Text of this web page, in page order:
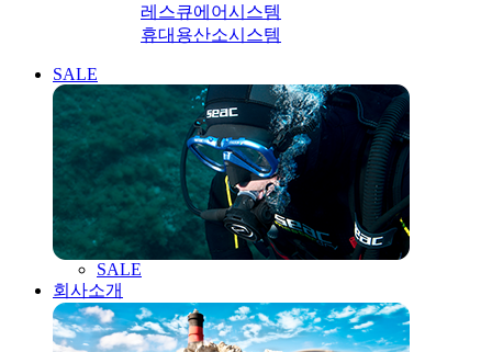
레스큐에어시스템
휴대용산소시스템
SALE
SALE
회사소개